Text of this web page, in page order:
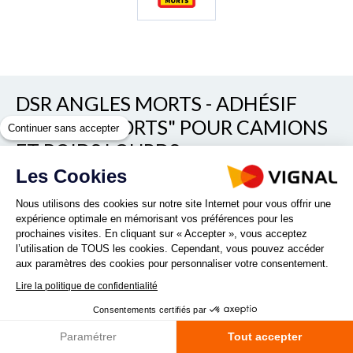
DSR ANGLES MORTS - ADHÉSIF
"ANGLES MORTS" POUR CAMIONS
ET POIDS LOURDS
Adhésif réglementaire en France à partir du 01/01/2021 pour
les véhicules du plus de 3,5t. Apposer un adhésif matérialisant
la position des angles morts visible sur les côtés ainsi...
Continuer sans accepter
Les Cookies
Nous utilisons des cookies sur notre site Internet pour vous offrir une
expérience optimale en mémorisant vos préférences pour les
prochaines visites. En cliquant sur « Accepter », vous acceptez
l’utilisation de TOUS les cookies. Cependant, vous pouvez accéder
aux paramètres des cookies pour personnaliser votre consentement.
Lire la politique de confidentialité
Consentements certifiés par
Paramétrer Tout accepter